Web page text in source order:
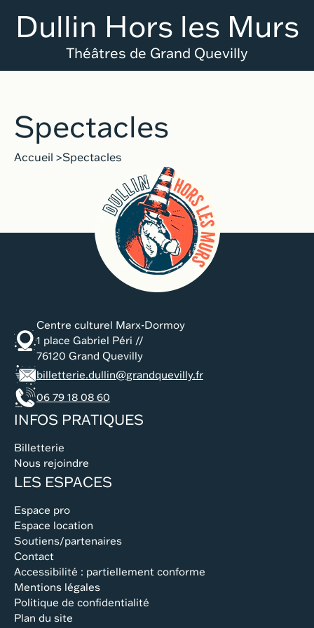
Dullin Hors les Murs
Théâtres de Grand Quevilly
Spectacles
Accueil Spectacles
Centre culturel Marx-Dormoy
1 place Gabriel Péri //
76120 Grand Quevilly
billetterie.dullin@grandquevilly.fr
06 79 18 08 60
INFOS PRATIQUES
Billetterie
Nous rejoindre
LES ESPACES
Espace pro
Espace location
Soutiens/partenaires
Contact
Accessibilité : partiellement conforme
Mentions légales
Politique de confidentialité
Plan du site